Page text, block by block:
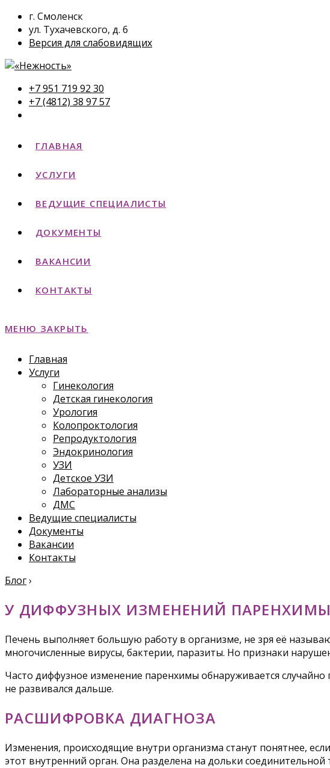
г. Смоленск
ул. Тухачевского, д. 6
Версия для слабовидящих
+7 951 719 92 30
+7 (4812) 38 97 57
ГЛАВНАЯ
УСЛУГИ
ВЕДУЩИЕ СПЕЦИАЛИСТЫ
ДОКУМЕНТЫ
ВАКАНСИИ
КОНТАКТЫ
МЕНЮ ЗАКРЫТЬ
Главная
Услуги
Гинекология
Детская гинекология
Урология
Колопроктология
Репродуктология
Эндокринология
УЗИ
Детское УЗИ
Лабораторные анализы
ДМС
Ведущие специалисты
Документы
Вакансии
Контакты
Блог›
У ДИФФУЗНЫХ ИЗМЕНЕНИЙ
Печень выполняет большую работу в организме, не зря её
многочисленные вирусы, бактерии, паразиты. Но признаки
Часто диффузное изменение паренхимы обнаруживается
не развивался дальше.
РАСШИФРОВКА ДИАГНОЗА
Изменения, происходящие внутри организма станут понятнее,
этот внутренний орган. Она разделена на дольки